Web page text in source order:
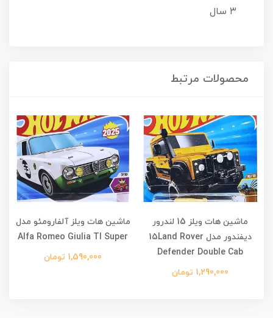
۳ سال
محصولات مرتبط
ماشین هات ویلز 15 لندرور
دیفندور مدل 15Land Rover
Defender Double Cab
1,290,000 تومان
ماشین هات ویلز آلفارومئو مدل
Alfa Romeo Giulia TI Super
1,590,000 تومان